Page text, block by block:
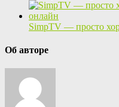
SimpTV — просто
Об авторе